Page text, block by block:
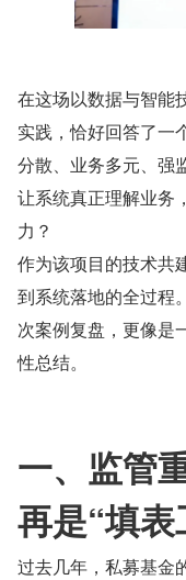
在这场以数据与智能
实践，恰好回答了一
分散、业务多元、强
让系统真正理解业务
力？
作为该项目的技术共
到系统落地的全过程
次案例复盘，更像是
性总结。
一、监管
再是“填表
过去几年，私募基金